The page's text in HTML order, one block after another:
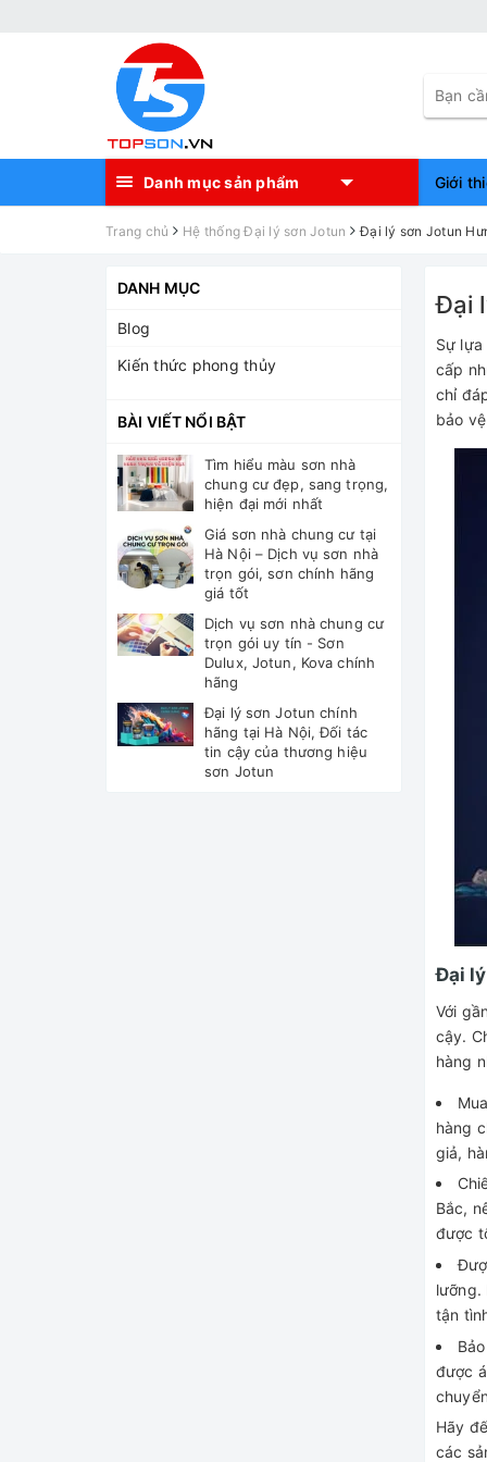
Danh mục sản phẩm Giới
Trang chủ Hệ thống Đại lý sơn Jotun Đại lý sơn Jotun
Đại
Sự
cấp
chỉ
bảo
Đại
Với
cậy.
hàng
hàng
giả,
Bắc,
được
lưỡng.
tận
được
Hãy
các
DANH MỤC
Blog
Kiến thức phong thủy
BÀI VIẾT NỔI BẬT
Tìm hiểu màu sơn nhà
chung cư đẹp, sang trọng,
hiện đại mới nhất
Giá sơn nhà chung cư tại
Hà Nội – Dịch vụ sơn nhà
trọn gói, sơn chính hãng
giá tốt
Dịch vụ sơn nhà chung cư
trọn gói uy tín - Sơn
Dulux, Jotun, Kova chính
hãng
Đại lý sơn Jotun chính
hãng tại Hà Nội, Đối tác
tin cậy của thương hiệu
sơn Jotun